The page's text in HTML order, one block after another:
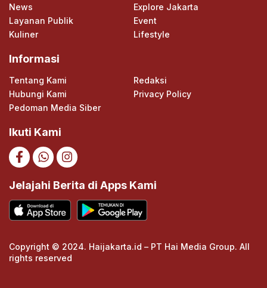
News
Explore Jakarta
Layanan Publik
Event
Kuliner
Lifestyle
Informasi
Tentang Kami
Redaksi
Hubungi Kami
Privacy Policy
Pedoman Media Siber
Ikuti Kami
Jelajahi Berita di Apps Kami
Copyright © 2024. Haijakarta.id – PT Hai Media Group. All
rights reserved